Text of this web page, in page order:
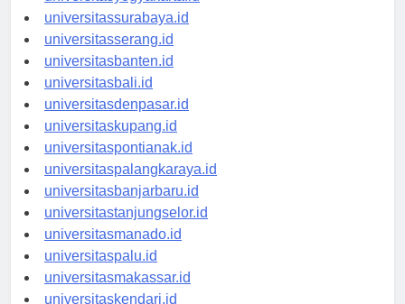
universitasyogyakarta.id
universitassurabaya.id
universitasserang.id
universitasbanten.id
universitasbali.id
universitasdenpasar.id
universitaskupang.id
universitaspontianak.id
universitaspalangkaraya.id
universitasbanjarbaru.id
universitastanjungselor.id
universitasmanado.id
universitaspalu.id
universitasmakassar.id